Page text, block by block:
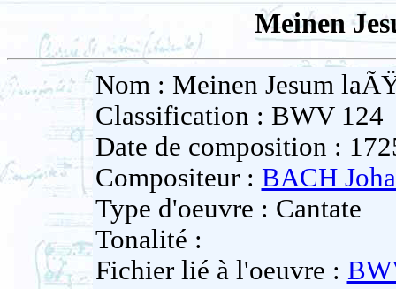
Meinen
Nom : Meinen Jesum
Classification : BWV 124
Date de composition :
Compositeur : BACH
Type d'oeuvre : Cantate
Tonalité :
Fichier lié à l'oeuvre :